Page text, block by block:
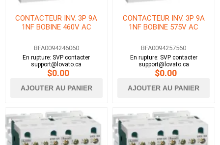
CONTACTEUR INV. 3P 9A
1NF BOBINE 460V AC
BFA0094246060
En rupture: SVP contacter
support@lovato.ca
$0.00
AJOUTER AU PANIER
CONTACTEUR INV. 3P 9A
1NF BOBINE 575V AC
BFA0094257560
En rupture: SVP contacter
support@lovato.ca
$0.00
AJOUTER AU PANIER